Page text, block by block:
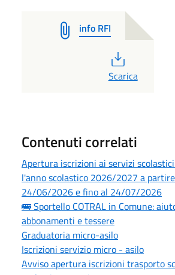
info RFI
PDF
Scarica
Contenuti correlati
Apertura iscrizioni ai servizi
l'anno scolastico 2026/2027 a
24/06/2026 e fino al 24/07/2026
🚌 Sportello COTRAL in Comune:
abbonamenti e tessere
Graduatoria micro-asilo
Iscrizioni servizio micro - asilo
Avviso apertura iscrizioni trasporto